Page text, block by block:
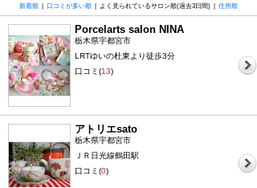
新着順 口コミが多い順 | よく見られているサロン順(過去3日間) | 住所順
Porcelarts salon NINA
栃木県宇都宮市
LRTゆいの杜東より徒歩3分
口コミ(13)
アトリエsato
栃木県宇都宮市
ＪＲ日光線鶴田駅
口コミ(0)